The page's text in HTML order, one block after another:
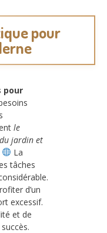
pour
pour
le
jardin et
La
tâches
d’un
excessif.
et de